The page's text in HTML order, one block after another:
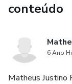
conteúdo
6 Ano
Matheus Justino